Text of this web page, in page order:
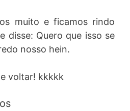
muito e ficamos rindo
disse: Quero que isso se
nosso hein.
voltar! kkkkk